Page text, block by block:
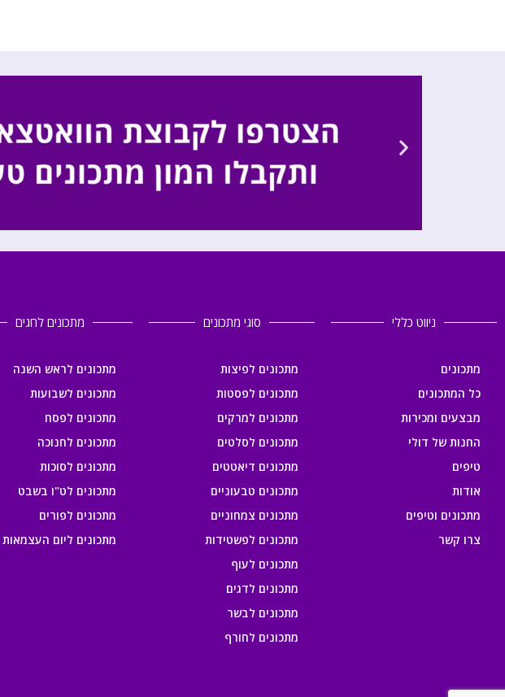
ניווט כללי
מתכונים
כל המתכונים
מבצעים ומכירות
החנות של דולי
טיפים
אודות
מתכונים וטיפים
צרו קשר
סוגי מתכונים
מתכונים לפיצות
מתכונים לפסטות
מתכונים למרקים
מתכונים לסלטים
מתכונים דיאטטים
מתכונים טבעוניים
מתכונים צמחוניים
מתכונים לפשטידות
מתכונים לעוף
מתכונים לדגים
מתכונים לבשר
מתכונים לחורף
מתכונים לחגים
מתכונים לראש השנה
מתכונים לשבועות
מתכונים לפסח
מתכונים לחנוכה
מתכונים לסוכות
מתכונים לט"ו בשבט
מתכונים לפורים
מתכונים ליום העצמאות